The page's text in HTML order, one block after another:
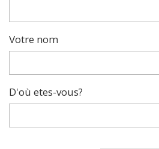
Votre nom
D'où etes-vous?